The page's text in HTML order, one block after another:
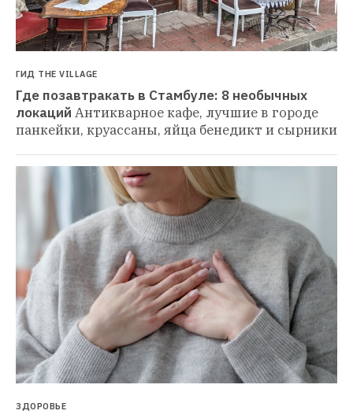
ГИД THE VILLAGE
Где позавтракать в Стамбуле: 8 необычных
локаций Антикварное кафе, лучшие в городе
панкейки, круассаны, яйца бенедикт и сырники
ЗДОРОВЬЕ